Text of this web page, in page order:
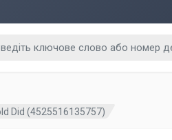
Did (4525516135757)